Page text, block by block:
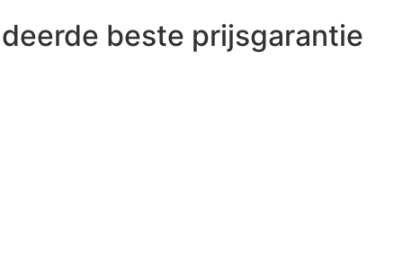
beste prijsgarantie